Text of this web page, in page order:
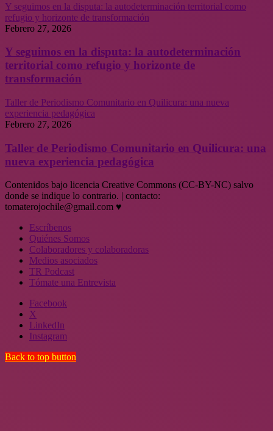
Y seguimos en la disputa: la autodeterminación territorial como
refugio y horizonte de transformación
Febrero 27, 2026
Y seguimos en la disputa: la autodeterminación
territorial como refugio y horizonte de
transformación
Taller de Periodismo Comunitario en Quilicura: una nueva
experiencia pedagógica
Febrero 27, 2026
Taller de Periodismo Comunitario en Quilicura: una
nueva experiencia pedagógica
Contenidos bajo licencia Creative Commons (CC-BY-NC) salvo
donde se indique lo contrario. | contacto:
tomaterojochile@gmail.com ♥
Escríbenos
Quiénes Somos
Colaboradores y colaboradoras
Medios asociados
TR Podcast
Tómate una Entrevista
Facebook
X
LinkedIn
Instagram
Back to top button